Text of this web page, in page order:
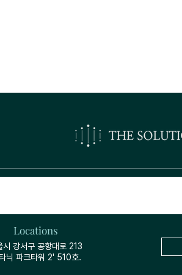
Locations
시 강서구 공항대로 213
닉 파크타워 2' 510호.